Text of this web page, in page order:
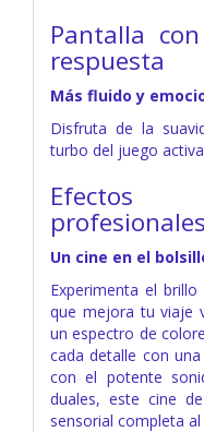
Pantalla
respuesta
Más fluido y
Disfruta de la
turbo del juego
Efectos
profesionales
Un cine en el
Experimenta el
que mejora tu viaje
un espectro de
cada detalle con
con el potente
duales, este cine
sensorial completa